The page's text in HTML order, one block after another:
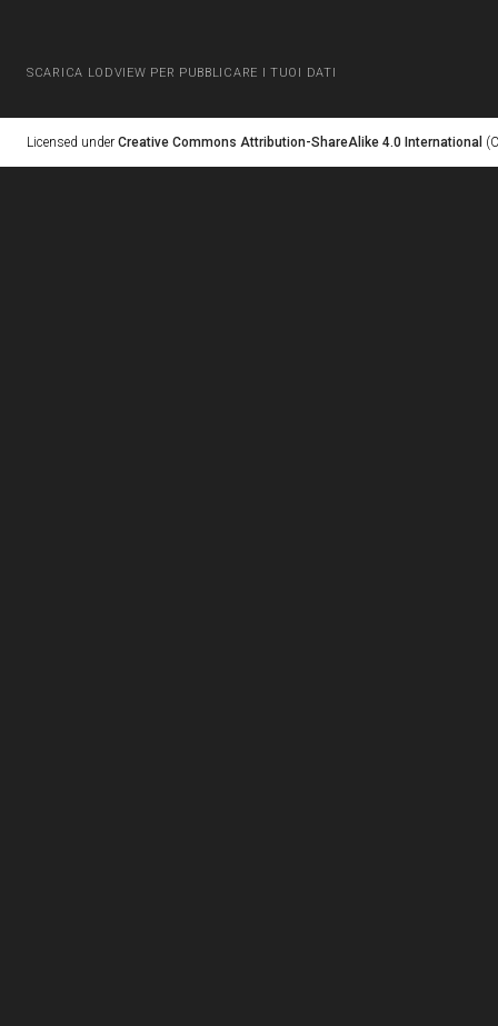
SCARICA LODVIEW PER PUBBLICARE I TUOI DATI
Licensed under Creative Commons Attribution-ShareAlike 4.0 International